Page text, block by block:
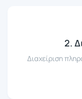
2.
Διαχείριση